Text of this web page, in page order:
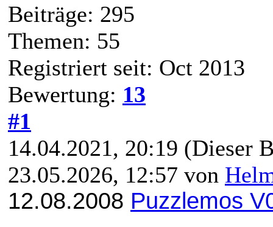
Beiträge: 295
Themen: 55
Registriert seit: Oct 2013
Bewertung: 13
#1
14.04.2021, 20:19 (Dieser
23.05.2026, 12:57 von
12.08.2008 Puzzlemos